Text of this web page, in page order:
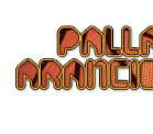
contenuto